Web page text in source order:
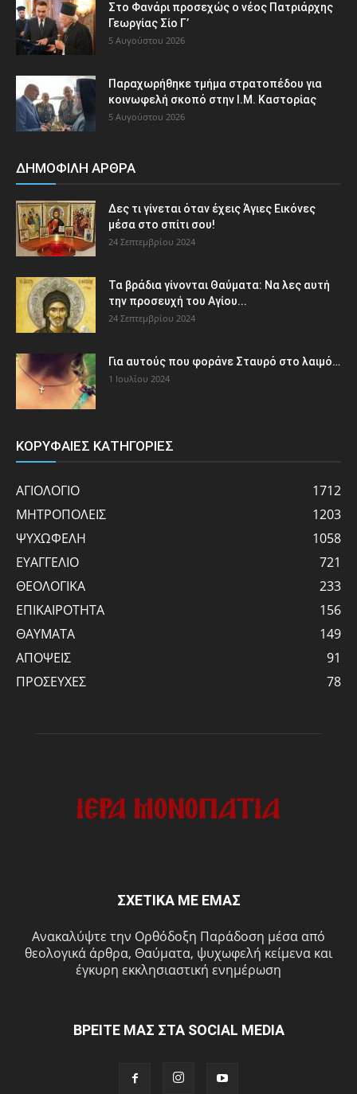
Στο Φανάρι προσεχώς ο νέος Πατριάρχης
Γεωργίας Σίο Γ’
5 Αυγούστου 2026
Παραχωρήθηκε τμήμα στρατοπέδου για
κοινωφελή σκοπό στην Ι.Μ. Καστορίας
5 Αυγούστου 2026
ΔΗΜΟΦΙΛΗ ΑΡΘΡΑ
Δες τι γίνεται όταν έχεις Άγιες Εικόνες
μέσα στο σπίτι σου!
24 Σεπτεμβρίου 2024
Τα βράδια γίνονται Θαύματα: Να λες αυτή
την προσευχή του Αγίου...
24 Σεπτεμβρίου 2024
Για αυτούς που φοράνε Σταυρό στο λαιμό…
1 Ιουλίου 2024
ΚΟΡΥΦΑΙΕΣ ΚΑΤΗΓΟΡΙΕΣ
ΑΓΙΟΛΟΓΙΟ
1712
ΜΗΤΡΟΠΟΛΕΙΣ
1203
ΨΥΧΩΦΕΛΗ
1058
ΕΥΑΓΓΕΛΙΟ
721
ΘΕΟΛΟΓΙΚΑ
233
ΕΠΙΚΑΙΡΟΤΗΤΑ
156
ΘΑΥΜΑΤΑ
149
ΑΠΟΨΕΙΣ
91
ΠΡΟΣΕΥΧΕΣ
78
ΣΧΕΤΙΚΑ ΜΕ ΕΜΑΣ
Ανακαλύψτε την Ορθόδοξη Παράδοση μέσα από
θεολογικά άρθρα, Θαύματα, ψυχωφελή κείμενα και
έγκυρη εκκλησιαστική ενημέρωση
ΒΡΕΙΤΕ ΜΑΣ ΣΤΑ SOCIAL MEDIA